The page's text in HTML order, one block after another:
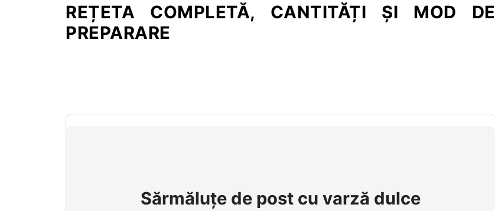
REȚETA COMPLETĂ, CANTITĂȚI ȘI MOD DE
PREPARARE
Sărmăluţe de post cu varză dulce